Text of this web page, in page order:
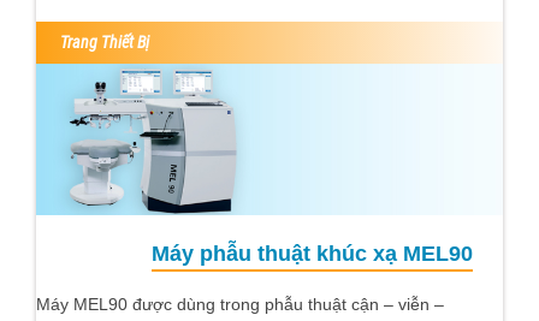
Trang Thiết Bị
Máy phẫu thuật khúc xạ MEL90
Máy MEL90 được dùng trong phẫu thuật cận – viễn –